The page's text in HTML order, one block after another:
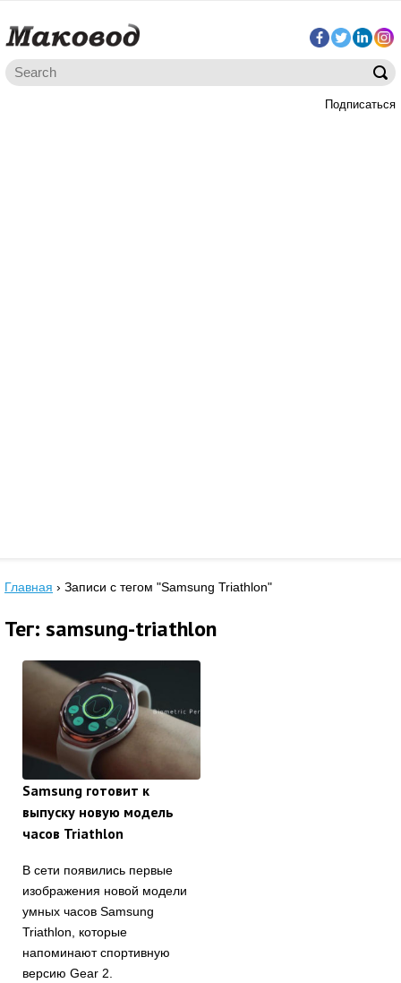
Подписаться
Главная › Записи с тегом "Samsung Triathlon"
Тег: samsung-triathlon
Samsung готовит к
выпуску новую модель
часов Triathlon
В сети появились первые
изображения новой модели
умных часов Samsung
Triathlon, которые
напоминают спортивную
версию Gear 2.